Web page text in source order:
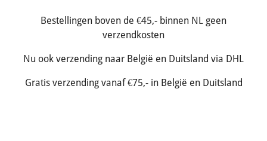
Bestellingen boven de €45,- binnen NL geen
verzendkosten
Nu ook verzending naar België en Duitsland via DHL
Gratis verzending vanaf €75,- in België en Duitsland